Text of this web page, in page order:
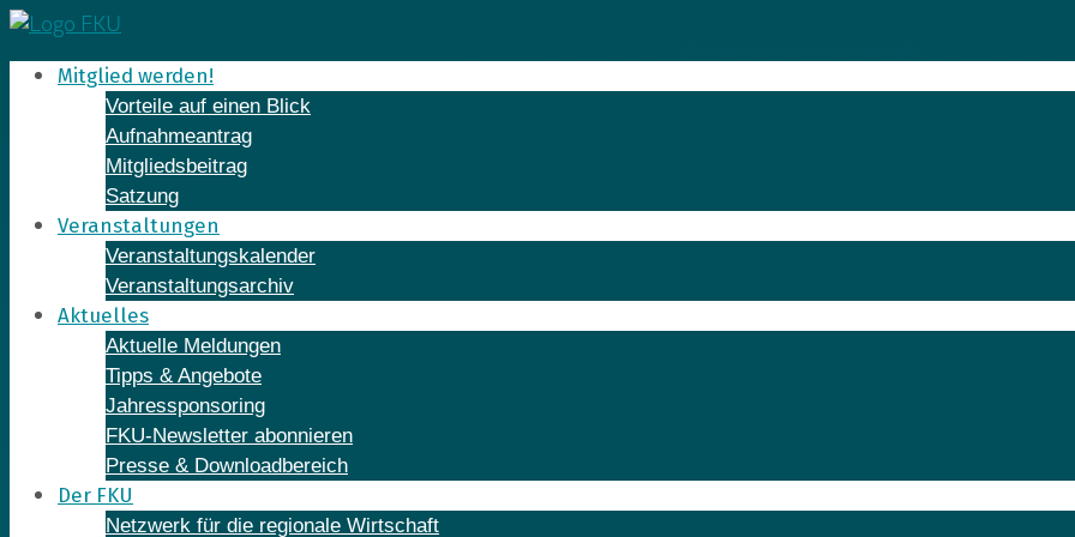
Skip
to
contentMitglied werden!
Vorteile auf einen Blick
Aufnahmeantrag
Mitgliedsbeitrag
Satzung
Veranstaltungen
Veranstaltungskalender
Veranstaltungsarchiv
Aktuelles
Aktuelle Meldungen
Tipps & Angebote
Jahressponsoring
FKU-Newsletter abonnieren
Presse & Downloadbereich
Der FKU
Netzwerk für die regionale Wirtschaft